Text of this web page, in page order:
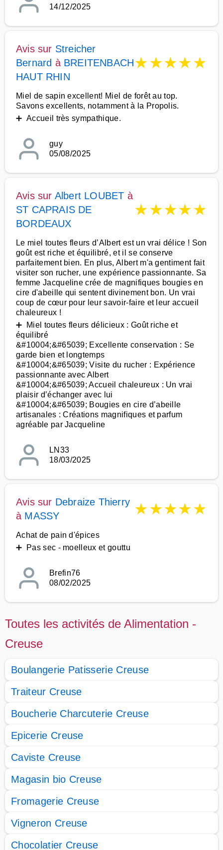
14/12/2025
Avis sur Streicher
Bernard à BREITENBACH
HAUT RHIN
★★★★★
Miel de sapin excellent! Miel de forêt au top.
Savons excellents, notamment à la Propolis.
➕ Accueil très sympathique.
guy
05/08/2025
Avis sur Albert LOUBET à
ST CAPRAIS DE
BORDEAUX
★★★★★
Le miel toutes fleurs d’Albert est un vrai délice ! Son
goût est riche et équilibré, et il se conserve
parfaitement bien. En plus, Albert m'a gentiment fait
visiter son rucher, une expérience passionnante. Sa
femme Jacqueline crée de magnifiques bougies en
cire d'abeille qui sentent divinement bon. Un vrai
coup de cœur pour leur savoir-faire et leur accueil
chaleureux !
➕ Miel toutes fleurs délicieux : Goût riche et
équilibré
&#10004;&#65039; Excellente conservation : Se
garde bien et longtemps
&#10004;&#65039; Visite du rucher : Expérience
passionnante avec Albert
&#10004;&#65039; Accueil chaleureux : Un vrai
plaisir d’échanger avec lui
&#10004;&#65039; Bougies en cire d’abeille
artisanales : Créations magnifiques et parfum
agréable par Jacqueline
LN33
18/03/2025
Avis sur Debraize Thierry
à MASSY ★★★★★
Achat de pain d'épices
➕ Pas sec - moelleux et gouttu
Brefin76
08/02/2025
Toutes les activités de Alimentation -
Creuse
Boulangerie Patisserie Creuse
Traiteur Creuse
Boucherie Charcuterie Creuse
Epicerie Creuse
Caviste Creuse
Magasin bio Creuse
Fromagerie Creuse
Vigneron Creuse
Chocolatier Creuse